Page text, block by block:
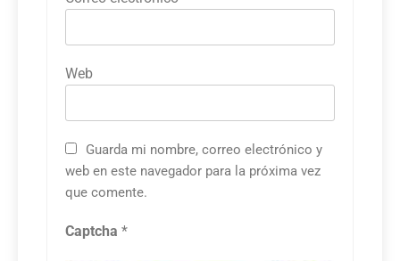
Web
Guarda mi nombre, correo electrónico y
web en este navegador para la próxima vez
que comente.
Captcha *